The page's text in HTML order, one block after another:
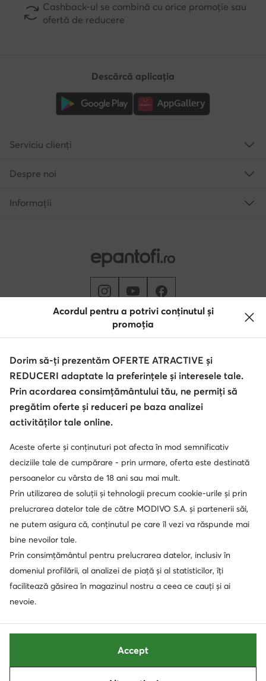
Cashback-ul se combină cu orice promoție sau
ofertă de reducere
Schimbă țara: Rumunia (RO)
Descărcă aplicația
Serviciu clienți
Despre noi
Informații
© epantofi.ro 2026
Regulament
Modifică setările
Politica de confidențialitate
Protecția datelor
Soluționarea alternativă a litigilor
Acordul pentru a potrivi conținutul și
promoția
Dorim să-ți prezentăm OFERTE ATRACTIVE și
REDUCERI adaptate la preferințele și interesele tale.
Prin acordarea consimțământului tău, ne permiți să
pregătim oferte și reduceri pe baza analizei
activităților tale online.
Aceste oferte și conținuturi pot afecta în mod semnificativ
deciziile tale de cumpărare - prin urmare, oferta este destinată
persoanelor cu vârsta de 18 ani sau mai mult.
Prin utilizarea de soluții și tehnologii precum cookie-urile și prin
prelucrarea datelor tale de către MODIVO S.A. și partenerii săi,
ne putem asigura că, conținutul pe care îl vezi va răspunde mai
bine nevoilor tale.
Prin consimțământul pentru prelucrarea datelor, inclusiv în
domeniul profilării, al analizei de piață și al statisticilor, îți
facilitează găsirea în magazinul nostru a ceea ce cauți și ai
nevoie.
Accept